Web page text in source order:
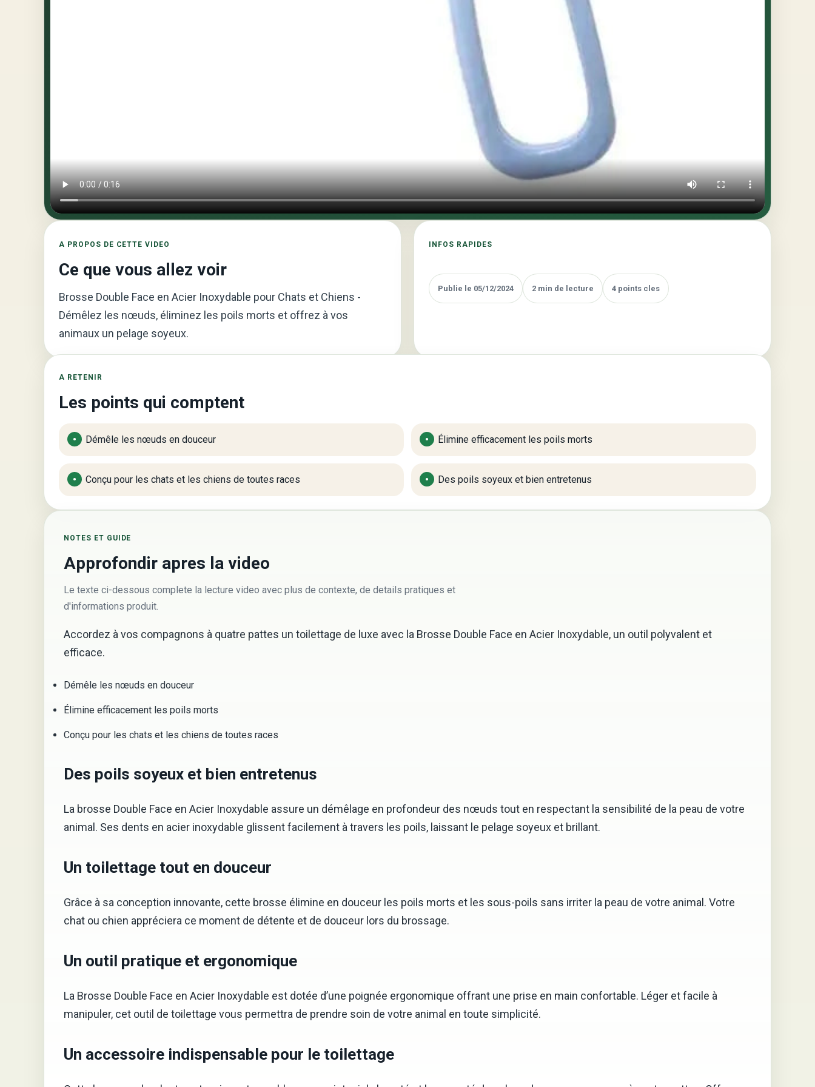
A PROPOS DE CETTE VIDEO
Ce que vous allez voir
Brosse Double Face en Acier Inoxydable pour Chats et Chiens -
Démêlez les nœuds, éliminez les poils morts et offrez à vos
animaux un pelage soyeux.
INFOS RAPIDES
Publie le 05/12/2024 2 min de lecture 4 points cles
A RETENIR
Les points qui comptent
Démêle les nœuds en douceur Élimine efficacement les poils morts
Conçu pour les chats et les chiens de toutes races Des poils soyeux et bien entretenus
NOTES ET GUIDE
Approfondir apres la video
Le texte ci-dessous complete la lecture video avec plus de contexte, de details pratiques et
d'informations produit.
Accordez à vos compagnons à quatre pattes un toilettage de luxe avec la Brosse Double Face en Acier Inoxydable, un outil polyvalent et
efficace.
Démêle les nœuds en douceur
Élimine efficacement les poils morts
Conçu pour les chats et les chiens de toutes races
Des poils soyeux et bien entretenus
La brosse Double Face en Acier Inoxydable assure un démêlage en profondeur des nœuds tout en respectant la sensibilité de la peau de votre
animal. Ses dents en acier inoxydable glissent facilement à travers les poils, laissant le pelage soyeux et brillant.
Un toilettage tout en douceur
Grâce à sa conception innovante, cette brosse élimine en douceur les poils morts et les sous-poils sans irriter la peau de votre animal. Votre
chat ou chien appréciera ce moment de détente et de douceur lors du brossage.
Un outil pratique et ergonomique
La Brosse Double Face en Acier Inoxydable est dotée d’une poignée ergonomique offrant une prise en main confortable. Léger et facile à
manipuler, cet outil de toilettage vous permettra de prendre soin de votre animal en toute simplicité.
Un accessoire indispensable pour le toilettage